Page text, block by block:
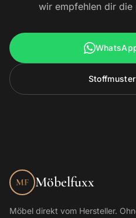
wir empfehlen dir die
MF Möbelfuxx
Möbel direkt vom Hersteller.